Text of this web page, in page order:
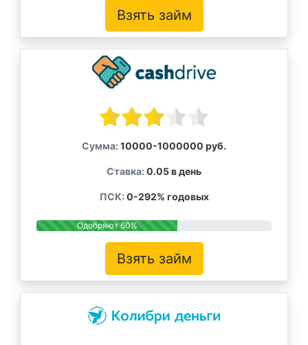
Взять займ
Сумма: 10000-1000000 руб.
Ставка: 0.05 в день
ПСК: 0-292% годовых
Одобряют 60%
Взять займ